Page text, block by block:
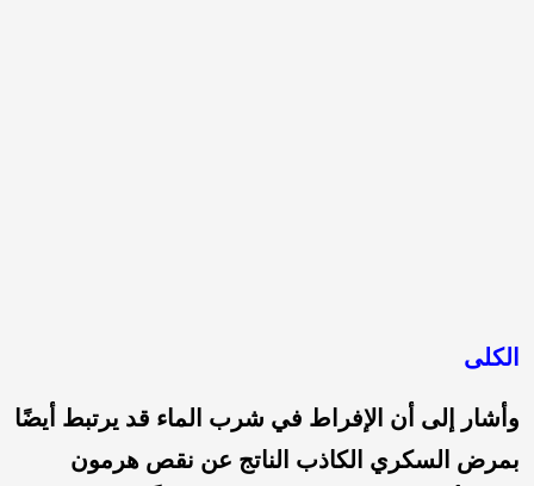
الكلى
وأشار إلى أن الإفراط في شرب الماء قد يرتبط أيضًا
بمرض السكري الكاذب الناتج عن نقص هرمون